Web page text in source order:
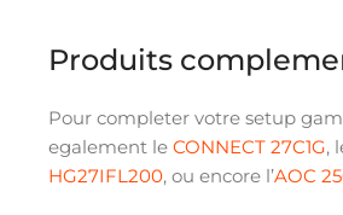
Produits
Pour completer votre setup
egalement le CONNECT 27C1G,
HG27IFL200, ou encore l’AOC